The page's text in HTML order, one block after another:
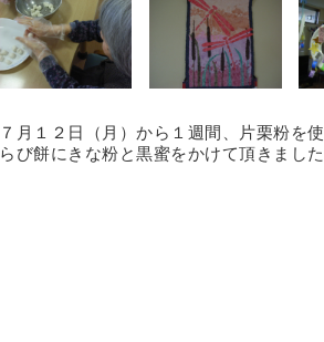
７月１２日（月）から１週間、片栗粉を
らび餅にきな粉と黒蜜をかけて頂きました